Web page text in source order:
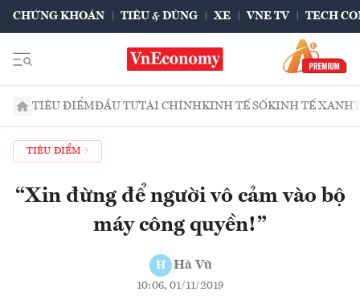
CHỨNG KHOÁN TIÊU & DÙNG XE VNE TV TECH
TIÊU ĐIỂMĐẦU TƯTÀI CHÍNHKINH TẾ SỐKINH TẾ XANH
TIÊU ĐIỂM
“Xin đừng để người vô cảm vào bộ
máy công quyền!”
H Hà Vũ
10:06, 01/11/2019